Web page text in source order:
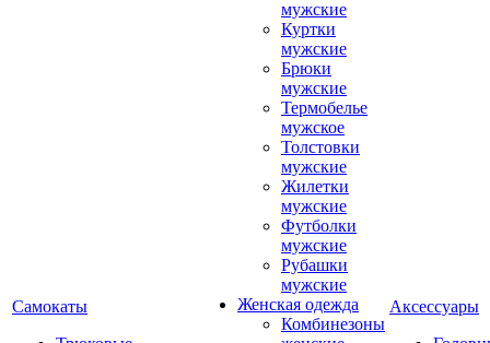
Самокаты
мужские
Куртки
мужские
Брюки
мужские
Термобелье
мужское
Толстовки
мужские
Жилетки
мужские
Футболки
мужские
Рубашки
мужские
Женская одежда
Комбинезоны
Аксессуары